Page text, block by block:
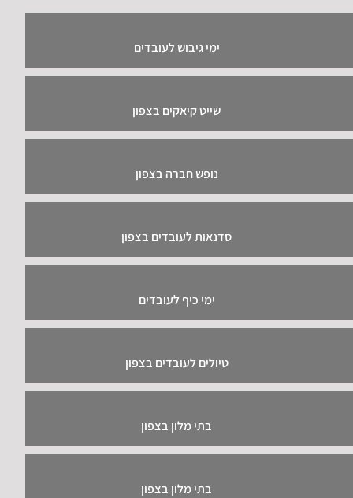
ימי גיבוש לעובדים
שייט קיאקים בצפון
נופש חברה בצפון
סדנאות לעובדים בצפון
ימי כיף לעובדים
טיולים לעובדים בצפון
בתי מלון בצפון
בתי מלון בצפון